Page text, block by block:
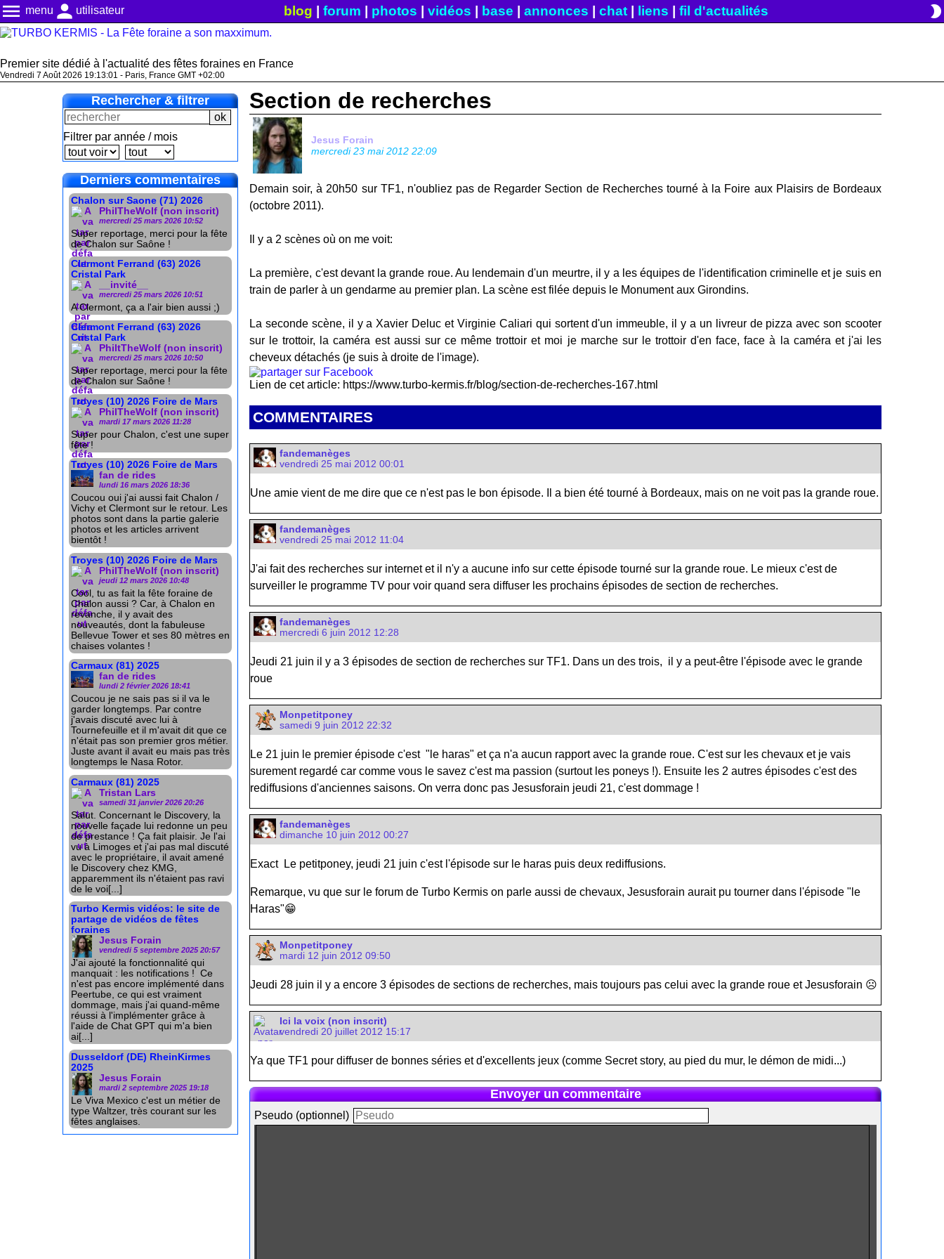
menu menu person utilisateur blog forum photos vidéos base annonces chat| liens fil d'actualités brightness_2
Premier site dédié à l'actualité des fêtes foraines en France
Vendredi 7 Août 2026 19:13:02 - Paris, France GMT +02:00
Rechercher & filtrer
Filtrer par année / mois
Derniers commentaires
Chalon sur Saone (71) 2026
PhilTheWolf (non inscrit)
mercredi 25 mars 2026 10:52
Super reportage, merci pour la fête
de Chalon sur Saône !
Clermont Ferrand (63) 2026
Cristal Park
__invité__
mercredi 25 mars 2026 10:51
A Clermont, ça a l'air bien aussi ;)
Clermont Ferrand (63) 2026
Cristal Park
PhiltTheWolf (non inscrit)
mercredi 25 mars 2026 10:50
Super reportage, merci pour la fête
de Chalon sur Saône !
Troyes (10) 2026 Foire de Mars
PhilTheWolf (non inscrit)
mardi 17 mars 2026 11:28
Super pour Chalon, c'est une super
fête !
Troyes (10) 2026 Foire de Mars
fan de rides
lundi 16 mars 2026 18:36
Coucou oui j'ai aussi fait Chalon /
Vichy et Clermont sur le retour. Les
photos sont dans la partie galerie
photos et les articles arrivent
bientôt !
Troyes (10) 2026 Foire de Mars
PhilTheWolf (non inscrit)
jeudi 12 mars 2026 10:48
Cool, tu as fait la fête foraine de
Chalon aussi ? Car, à Chalon en
revanche, il y avait des
nouveautés, dont la fabuleuse
Bellevue Tower et ses 80 mètres en
chaises volantes !
Carmaux (81) 2025
fan de rides
lundi 2 février 2026 18:41
Coucou je ne sais pas si il va le
garder longtemps. Par contre
j'avais discuté avec lui à
Tournefeuille et il m'avait dit que ce
n'était pas son premier gros métier.
Juste avant il avait eu mais pas très
longtemps le Nasa Rotor.
Carmaux (81) 2025
Tristan Lars
samedi 31 janvier 2026 20:26
Salut. Concernant le Discovery, la
nouvelle façade lui redonne un peu
de prestance ! Ça fait plaisir. Je l'ai
vu à Limoges et j'ai pas mal discuté
avec le propriétaire, il avait amené
le Discovery chez KMG,
apparemment ils n'étaient pas ravi
de le voi[...]
Turbo Kermis vidéos: le site de
partage de vidéos de fêtes
foraines
Jesus Forain
vendredi 5 septembre 2025 20:57
J'ai ajouté la fonctionnalité qui
manquait : les notifications ! Ce
n'est pas encore implémenté dans
Peertube, ce qui est vraiment
dommage, mais j'ai quand-même
réussi à l'implémenter grâce à
l'aide de Chat GPT qui m'a bien
ai[...]
Dusseldorf (DE) RheinKirmes
2025
Jesus Forain
mardi 2 septembre 2025 19:18
Le Viva Mexico c'est un métier de
type Waltzer, très courant sur les
fêtes anglaises.
Section de recherches
Jesus Forain
mercredi 23 mai 2012 22:09
Demain soir, à 20h50 sur TF1, n'oubliez pas de Regarder Section de Recherches tourné à la Foire aux Plaisirs de Bordeaux
(octobre 2011).
Il y a 2 scènes où on me voit:
La première, c'est devant la grande roue. Au lendemain d'un meurtre, il y a les équipes de l'identification criminelle et je suis en
train de parler à un gendarme au premier plan. La scène est filée depuis le Monument aux Girondins.
La seconde scène, il y a Xavier Deluc et Virginie Caliari qui sortent d'un immeuble, il y a un livreur de pizza avec son scooter
sur le trottoir, la caméra est aussi sur ce même trottoir et moi je marche sur le trottoir d'en face, face à la caméra et j'ai les
cheveux détachés (je suis à droite de l'image).
Lien de cet article: https://www.turbo-kermis.fr/blog/section-de-recherches-167.html
COMMENTAIRES
fandemanèges
vendredi 25 mai 2012 00:01
Une amie vient de me dire que ce n'est pas le bon épisode. Il a bien été tourné à Bordeaux, mais on ne voit pas la grande roue.
fandemanèges
vendredi 25 mai 2012 11:04
J'ai fait des recherches sur internet et il n'y a aucune info sur cette épisode tourné sur la grande roue. Le mieux c'est de
surveiller le programme TV pour voir quand sera diffuser les prochains épisodes de section de recherches.
fandemanèges
mercredi 6 juin 2012 12:28
Jeudi 21 juin il y a 3 épisodes de section de recherches sur TF1. Dans un des trois, il y a peut-être l'épisode avec le grande
roue
Monpetitponey
samedi 9 juin 2012 22:32
Le 21 juin le premier épisode c'est "le haras" et ça n'a aucun rapport avec la grande roue. C'est sur les chevaux et je vais
surement regardé car comme vous le savez c'est ma passion (surtout les poneys !). Ensuite les 2 autres épisodes c'est des
rediffusions d'anciennes saisons. On verra donc pas Jesusforain jeudi 21, c'est dommage !
fandemanèges
dimanche 10 juin 2012 00:27
Exact Le petitponey, jeudi 21 juin c'est l'épisode sur le haras puis deux rediffusions.
Remarque, vu que sur le forum de Turbo Kermis on parle aussi de chevaux, Jesusforain aurait pu tourner dans l'épisode "le
Haras"😁
Monpetitponey
mardi 12 juin 2012 09:50
Jeudi 28 juin il y a encore 3 épisodes de sections de recherches, mais toujours pas celui avec la grande roue et Jesusforain ☹️
Ici la voix (non inscrit)
vendredi 20 juillet 2012 15:17
Ya que TF1 pour diffuser de bonnes séries et d'excellents jeux (comme Secret story, au pied du mur, le démon de midi...)
Envoyer un commentaire
Pseudo (optionnel)